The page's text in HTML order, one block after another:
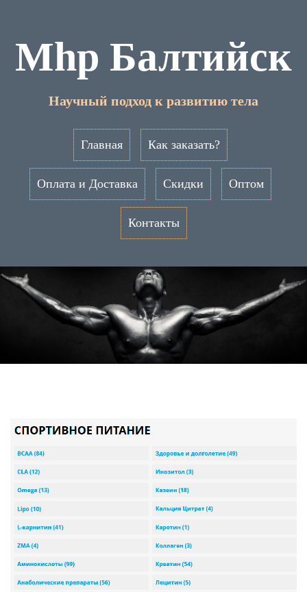
Mhp Балтийск
Научный подход к развитию тела
Главная Как заказать?
Оплата и Доставка Скидки Оптом
Контакты